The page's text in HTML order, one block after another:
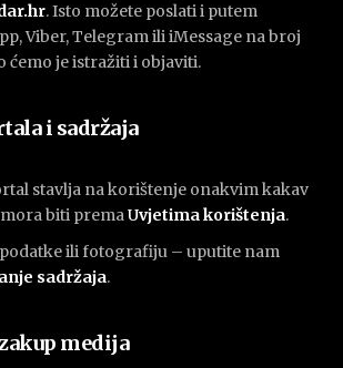
. Isto možete poslati i putem
Viber, Telegram ili iMessage na broj
ćemo je istražiti i objaviti.
i sadržaja
stavlja na korištenje onakvim kakav
biti premaUvjetima korištenja.
podatke ili fotografiju – uputite nam
sadržaja.
medija